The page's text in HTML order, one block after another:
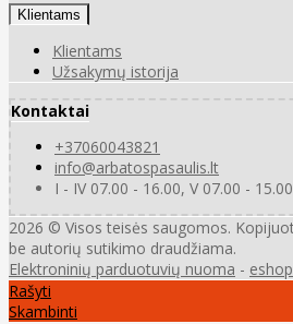
Klientams
Klientams
Užsakymų istorija
Kontaktai
+37060043821
info@arbatospasaulis.lt
I - IV 07.00 - 16.00, V 07.00 - 15.00
2026 © Visos teisės saugomos.
be autorių sutikimo draudžiama.
Elektroninių parduotuvių nuoma -
Rašyti
Skambinti